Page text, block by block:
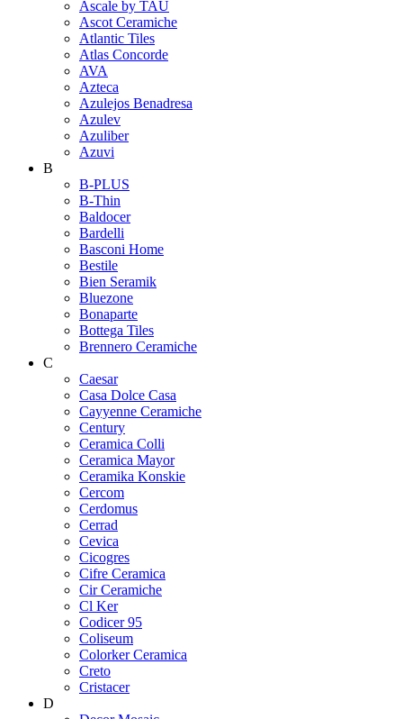
Ascale by TAU
Ascot Ceramiche
Atlantic Tiles
Atlas Concorde
AVA
Azteca
Azulejos Benadresa
Azulev
Azuliber
Azuvi
B
B-PLUS
B-Thin
Baldocer
Bardelli
Basconi Home
Bestile
Bien Seramik
Bluezone
Bonaparte
Bottega Tiles
Brennero Ceramiche
C
Caesar
Casa Dolce Casa
Cayyenne Ceramiche
Century
Ceramica Colli
Ceramica Mayor
Ceramika Konskie
Cercom
Cerdomus
Cerrad
Cevica
Cicogres
Cifre Ceramica
Cir Ceramiche
Cl Ker
Codicer 95
Coliseum
Colorker Ceramica
Creto
Cristacer
D